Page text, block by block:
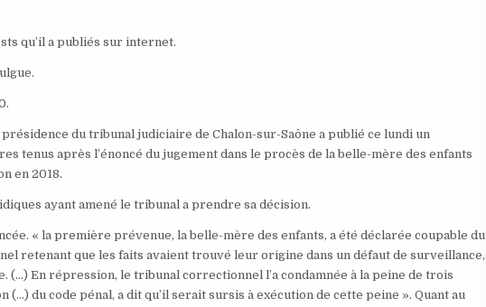
qu’il a publiés sur internet.
du tribunal judiciaire de Chalon-sur-Saône a publié ce lundi un
tenus après l’énoncé du jugement dans le procès de la belle-mère des enfants
en 2018.
ayant amené le tribunal a prendre sa décision.
« la première prévenue, la belle-mère des enfants, a été déclarée coupable du
retenant que les faits avaient trouvé leur origine dans un défaut de surveillance,
(…) En répression, le tribunal correctionnel l’a condamnée à la peine de trois
du code pénal, a dit qu’il serait sursis à exécution de cette peine ». Quant au